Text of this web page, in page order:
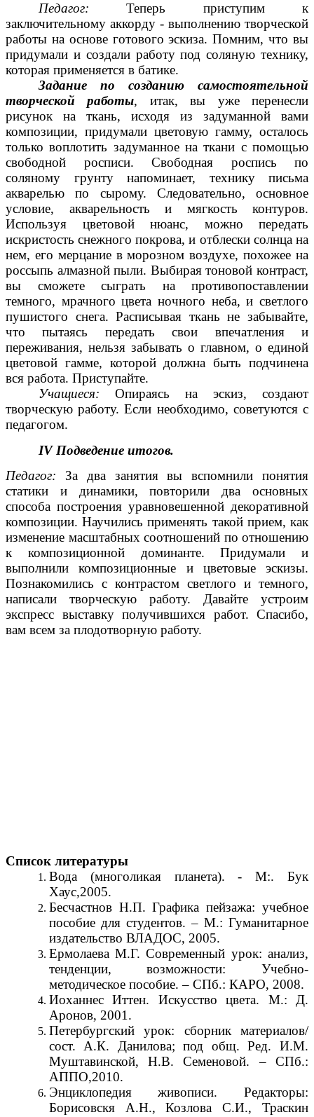
Педагог: Теперь приступим к
заключительному аккорду - выполнению творческой
работы на основе готового эскиза. Помним, что вы
придумали и создали работу под соляную технику,
которая применяется в батике.
Задание по созданию самостоятельной
творческой работы, итак, вы уже перенесли
рисунок на ткань, исходя из задуманной вами
композиции, придумали цветовую гамму, осталось
только воплотить задуманное на ткани с помощью
свободной росписи. Свободная роспись по
соляному грунту напоминает, технику письма
акварелью по сырому. Следовательно, основное
условие, акварельность и мягкость контуров.
Используя цветовой нюанс, можно передать
искристость снежного покрова, и отблески солнца на
нем, его мерцание в морозном воздухе, похожее на
россыпь алмазной пыли. Выбирая тоновой контраст,
вы сможете сыграть на противопоставлении
темного, мрачного цвета ночного неба, и светлого
пушистого снега. Расписывая ткань не забывайте,
что пытаясь передать свои впечатления и
переживания, нельзя забывать о главном, о единой
цветовой гамме, которой должна быть подчинена
вся работа. Приступайте.
Учащиеся:Опираясь на эскиз, создают
творческую работу. Если необходимо, советуются с
педагогом.
IV Подведение итогов.
Педагог: За два занятия вы вспомнили понятия
статики и динамики, повторили два основных
способа построения уравновешенной декоративной
композиции. Научились применять такой прием, как
изменение масштабных соотношений по отношению
к композиционной доминанте. Придумали и
выполнили композиционные и цветовые эскизы.
Познакомились с контрастом светлого и темного,
написали творческую работу. Давайте устроим
экспресс выставку получившихся работ. Спасибо,
вам всем за плодотворную работу.
Список литературы
Вода (многоликая планета). - М:. Бук
Хаус,2005.
Бесчастнов Н.П. Графика пейзажа: учебное
пособие для студентов. – М.: Гуманитарное
издательство ВЛАДОС, 2005.
Ермолаева М.Г. Современный урок: анализ,
тенденции, возможности: Учебно-
методическое пособие. – СПб.: КАРО, 2008.
Иоханнес Иттен. Искусство цвета. М.: Д.
Аронов, 2001.
Петербургский урок: сборник материалов/
сост. А.К. Данилова; под общ. Ред. И.М.
Муштавинской, Н.В. Семеновой. – СПб.:
АППО,2010.
Энциклопедия живописи. Редакторы:
Борисовскя А.Н., Козлова С.И., Траскин